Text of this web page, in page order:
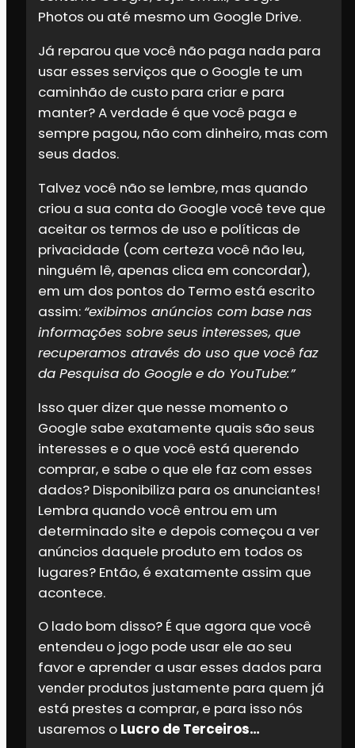
Photos ou até mesmo um Google Drive.
Já reparou que você não paga nada para
usar esses serviços que o Google te um
caminhão de custo para criar e para
manter? A verdade é que você paga e
sempre pagou, não com dinheiro, mas com
seus dados.
Talvez você não se lembre, mas quando
criou a sua conta do Google você teve que
aceitar os termos de uso e políticas de
privacidade (com certeza você não leu,
ninguém lê, apenas clica em concordar),
em um dos pontos do Termo está escrito
assim: “exibimos anúncios com base nas
informações sobre seus interesses, que
recuperamos através do uso que você faz
da Pesquisa do Google e do YouTube:”
Isso quer dizer que nesse momento o
Google sabe exatamente quais são seus
interesses e o que você está querendo
comprar, e sabe o que ele faz com esses
dados? Disponibiliza para os anunciantes!
Lembra quando você entrou em um
determinado site e depois começou a ver
anúncios daquele produto em todos os
lugares? Então, é exatamente assim que
acontece.
O lado bom disso? É que agora que você
entendeu o jogo pode usar ele ao seu
favor e aprender a usar esses dados para
vender produtos justamente para quem já
está prestes a comprar, e para isso nós
usaremos o Lucro de Terceiros…